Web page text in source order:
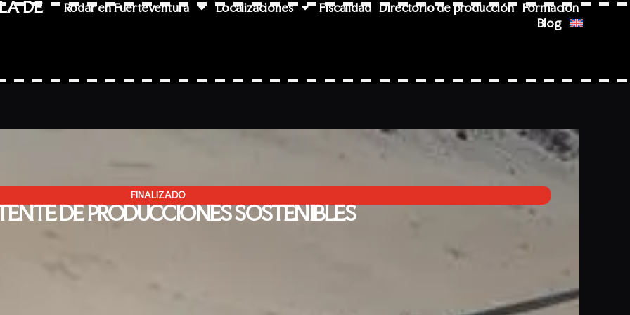
DE Rodar en Fuerteventura Localizaciones Fiscalidad Directorio de producción Formación
Blog
FINALIZADO
DE PRODUCCIONES SOSTENIBLES